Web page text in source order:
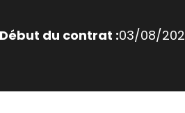
Début du contrat :03/08/